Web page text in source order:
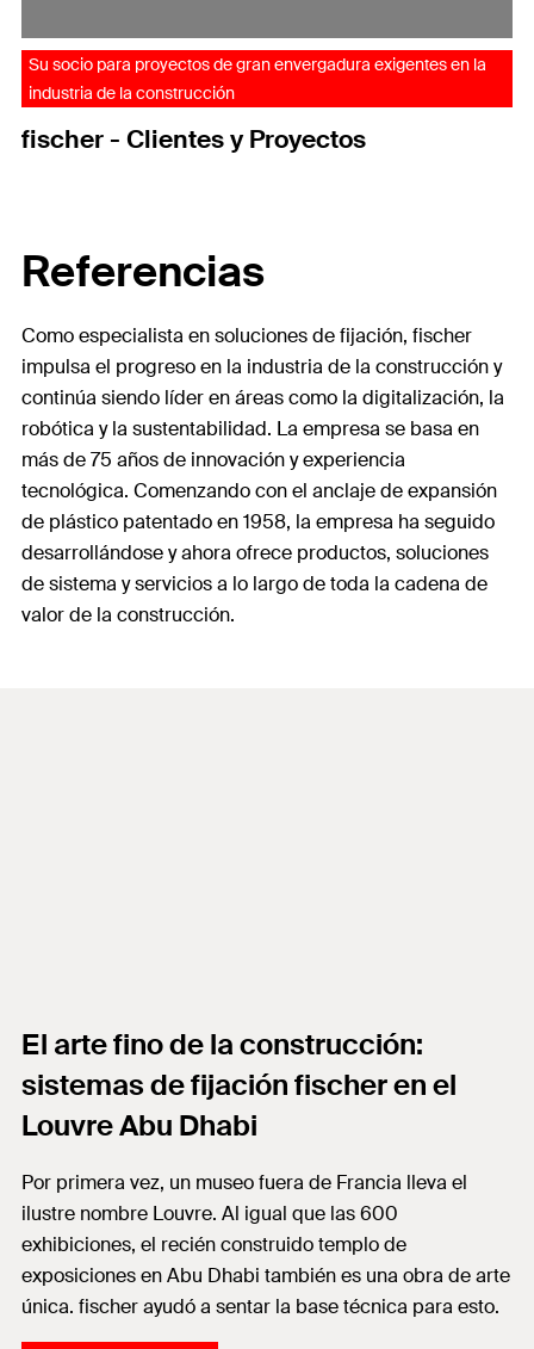
Su socio para proyectos de gran envergadura exigentes en la
industria de la construcción
fischer - Clientes y Proyectos
Referencias
Como especialista en soluciones de fijación, fischer
impulsa el progreso en la industria de la construcción y
continúa siendo líder en áreas como la digitalización, la
robótica y la sustentabilidad. La empresa se basa en
más de 75 años de innovación y experiencia
tecnológica. Comenzando con el anclaje de expansión
de plástico patentado en 1958, la empresa ha seguido
desarrollándose y ahora ofrece productos, soluciones
de sistema y servicios a lo largo de toda la cadena de
valor de la construcción.
El arte fino de la construcción:
sistemas de fijación fischer en el
Louvre Abu Dhabi
Por primera vez, un museo fuera de Francia lleva el
ilustre nombre Louvre. Al igual que las 600
exhibiciones, el recién construido templo de
exposiciones en Abu Dhabi también es una obra de arte
única. fischer ayudó a sentar la base técnica para esto.